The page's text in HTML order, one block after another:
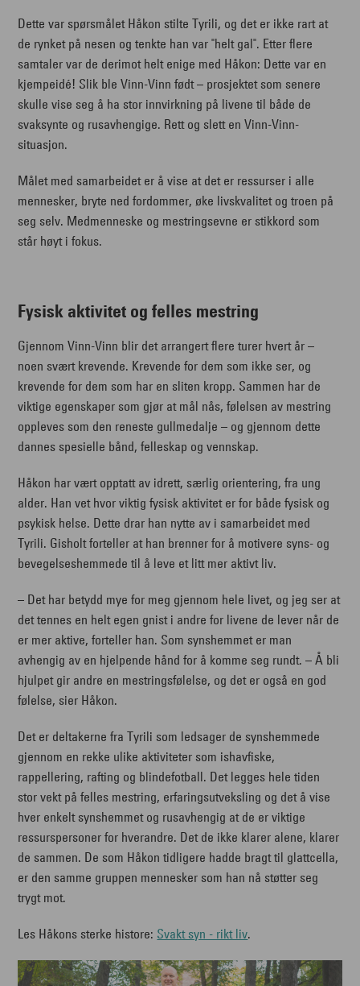
Dette var spørsmålet Håkon stilte Tyrili, og det er ikke rart at
de rynket på nesen og tenkte han var "helt gal". Etter flere
samtaler var de derimot helt enige med Håkon: Dette var en
kjempeidé! Slik ble Vinn-Vinn født – prosjektet som senere
skulle vise seg å ha stor innvirkning på livene til både de
svaksynte og rusavhengige. Rett og slett en Vinn-Vinn-
situasjon.
Målet med samarbeidet er å vise at det er ressurser i alle
mennesker, bryte ned fordommer, øke livskvalitet og troen på
seg selv. Medmenneske og mestringsevne er stikkord som
står høyt i fokus.
Fysisk aktivitet og felles mestring
Gjennom Vinn-Vinn blir det arrangert flere turer hvert år –
noen svært krevende. Krevende for dem som ikke ser, og
krevende for dem som har en sliten kropp. Sammen har de
viktige egenskaper som gjør at mål nås, følelsen av mestring
oppleves som den reneste gullmedalje – og gjennom dette
dannes spesielle bånd, felleskap og vennskap.
Håkon har vært opptatt av idrett, særlig orientering, fra ung
alder. Han vet hvor viktig fysisk aktivitet er for både fysisk og
psykisk helse. Dette drar han nytte av i samarbeidet med
Tyrili. Gisholt forteller at han brenner for å motivere syns- og
bevegelseshemmede til å leve et litt mer aktivt liv.
– Det har betydd mye for meg gjennom hele livet, og jeg ser at
det tennes en helt egen gnist i andre for livene de lever når de
er mer aktive, forteller han. Som synshemmet er man
avhengig av en hjelpende hånd for å komme seg rundt. – Å bli
hjulpet gir andre en mestringsfølelse, og det er også en god
følelse, sier Håkon.
Det er deltakerne fra Tyrili som ledsager de synshemmede
gjennom en rekke ulike aktiviteter som ishavfiske,
rappellering, rafting og blindefotball. Det legges hele tiden
stor vekt på felles mestring, erfaringsutveksling og det å vise
hver enkelt synshemmet og rusavhengig at de er viktige
ressurspersoner for hverandre. Det de ikke klarer alene, klarer
de sammen. De som Håkon tidligere hadde bragt til glattcella,
er den samme gruppen mennesker som han nå støtter seg
trygt mot.
Les Håkons sterke histore: Svakt syn - rikt liv.